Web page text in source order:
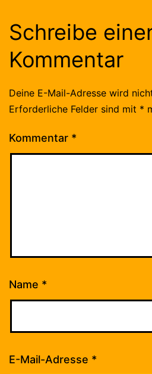
Schreibe
Kommentar
Deine E-Mail-Adresse wird
Erforderliche Felder sind mit *
Kommentar *
Name *
E-Mail-Adresse *